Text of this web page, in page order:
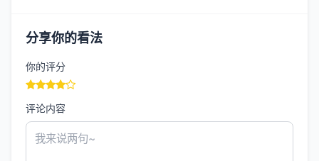
分享你的看法
你的评分
评论内容